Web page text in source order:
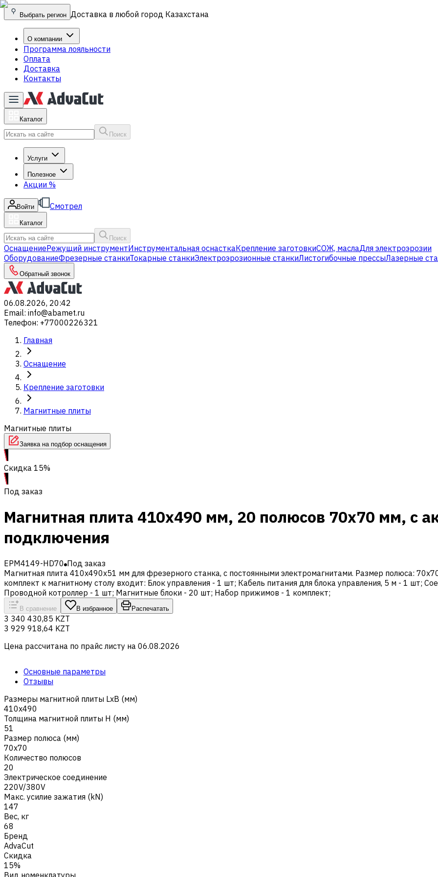
Выбрать регион Доставка в любой город Казахстана
О компании
Программа лояльности
Оплата
Доставка
Контакты
Каталог
Поиск
Услуги
Полезное
Акции %
Войти Смотрел
Каталог
Поиск
ОснащениеРежущий инструментИнструментальная оснасткаКрепление заготовкиСОЖ, маслаДля электроэрозии
ОборудованиеФрезерные станкиТокарные станкиЭлектроэрозионные станкиЛистогибочные прессыЛазерные
Обратный звонок
06.08.2026, 20:42
Email: info@abamet.ru
Телефон: +77000226321
Главная
Оснащение
Крепление заготовки
Магнитные плиты
Магнитные плиты
Заявка на подбор оснащения
Скидка 15%
Под заказ
Магнитная плита 410x490 мм, 20 полюсов 70x70 мм, с
подключения
EPM4149-HD70 Под заказ
Магнитная плита 410x490x51 мм для фрезерного станка, с постоянными электромагнитами. Размер полюса:
комплект к магнитному столу входит: Блок управления - 1 шт; Кабель питания для блока управления, 5 м - 1 шт;
Проводной котроллер - 1 шт; Магнитные блоки - 20 шт; Набор прижимов - 1 комплект;
В сравнение В избранное Распечатать
3 340 430,85 KZT
3 929 918,64 KZT
Цена рассчитана по прайс листу на 06.08.2026
Основные параметры
Отзывы
Размеры магнитной плиты LxB (мм)
410x490
Толщина магнитной плиты H (мм)
51
Размер полюса (мм)
70x70
Количество полюсов
20
Электрическое соединение
220V/380V
Макс. усилие зажатия (kN)
147
Вес, кг
68
Бренд
AdvaCut
Скидка
15%
Вид номенклатуры